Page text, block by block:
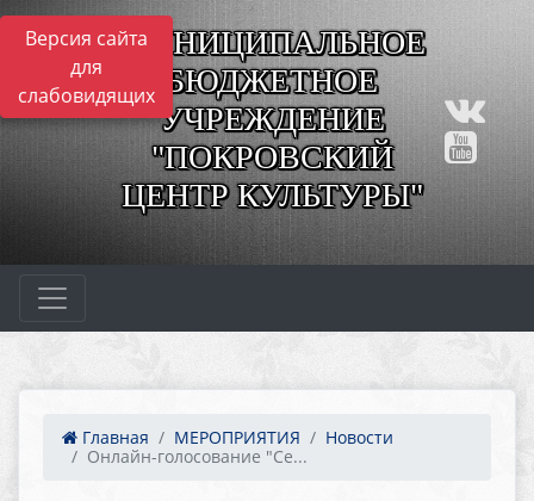
Версия сайта
для
слабовидящих
МУНИЦИПАЛЬНОЕ
БЮДЖЕТНОЕ
УЧРЕЖДЕНИЕ
"ПОКРОВСКИЙ
ЦЕНТР КУЛЬТУРЫ"
Главная МЕРОПРИЯТИЯ
Новости
Онлайн-голосование "Се...